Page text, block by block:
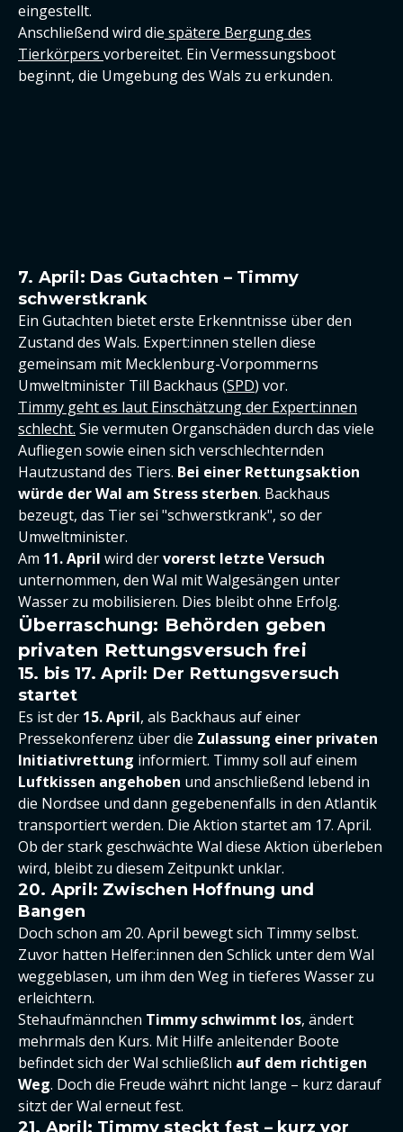
eingestellt.
Anschließend wird die spätere Bergung des
Tierkörpers vorbereitet. Ein Vermessungsboot
beginnt, die Umgebung des Wals zu erkunden.
7. April: Das Gutachten – Timmy
schwerstkrank
Ein Gutachten bietet erste Erkenntnisse über den
Zustand des Wals. Expert:innen stellen diese
gemeinsam mit Mecklenburg-Vorpommerns
Umweltminister Till Backhaus (SPD) vor.
Timmy geht es laut Einschätzung der Expert:innen
schlecht. Sie vermuten Organschäden durch das viele
Aufliegen sowie einen sich verschlechternden
Hautzustand des Tiers. Bei einer Rettungsaktion
würde der Wal am Stress sterben. Backhaus
bezeugt, das Tier sei "schwerstkrank", so der
Umweltminister.
Am 11. April wird dervorerst letzte Versuch
unternommen, den Wal mit Walgesängen unter
Wasser zu mobilisieren. Dies bleibt ohne Erfolg.
Überraschung: Behörden geben
privaten Rettungsversuch frei
15. bis 17. April: Der Rettungsversuch
startet
Es ist der 15. April, als Backhaus auf einer
Pressekonferenz über die Zulassung einer privaten
Initiativrettung informiert. Timmy soll auf einem
Luftkissen angehoben und anschließend lebend in
die Nordsee und dann gegebenenfalls in den Atlantik
transportiert werden. Die Aktion startet am 17. April.
Ob der stark geschwächte Wal diese Aktion überleben
wird, bleibt zu diesem Zeitpunkt unklar.
20. April: Zwischen Hoffnung und
Bangen
Doch schon am 20. April bewegt sich Timmy selbst.
Zuvor hatten Helfer:innen den Schlick unter dem Wal
weggeblasen, um ihm den Weg in tieferes Wasser zu
erleichtern.
Stehaufmännchen Timmy schwimmt los, ändert
mehrmals den Kurs. Mit Hilfe anleitender Boote
befindet sich der Wal schließlich auf dem richtigen
Weg. Doch die Freude währt nicht lange – kurz darauf
sitzt der Wal erneut fest.
21. April: Timmy steckt fest – kurz vor